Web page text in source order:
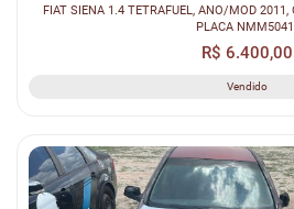
FIAT SIENA 1.4 TETRAFUEL, ANO/MOD 2011, COR
PLACA NMM5041.
R$ 6.400,00
Vendido